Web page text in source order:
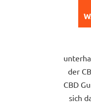
der
CBD
sich